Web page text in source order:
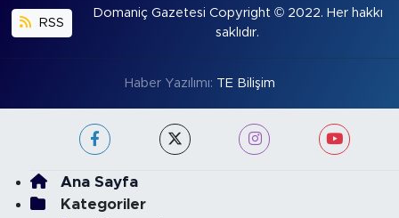
RSS
Domaniç Gazetesi Copyright © 2022. Her hakkı
saklıdır.
Haber Yazılımı: TE Bilişim
Ana Sayfa
Kategoriler